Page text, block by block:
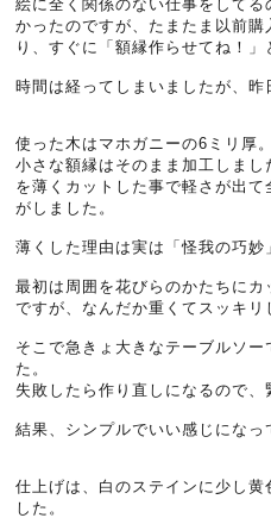
絵に全く関係のない仕事をして
かったのですが、たまたま以前
り、すぐに「額縁作らせてね！」
時間は経ってしまいましたが、昨
使った木はマホガニーの6ミリ厚。
小さな額縁はそのまま加工しま
を薄くカットした事で軽さが出
がしました。
薄くした理由は実は「怪我の巧妙
最初は周囲を花びらのかたちに
ですが、なんだか重くてスッキリ
そこで急きょ大きなテーブルソ
た。
失敗したら作り直しになるので
結果、シンプルでいい感じになっ
仕上げは、白のステインに少し
した。